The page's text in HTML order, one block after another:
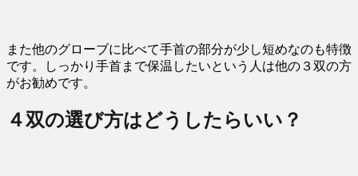
また他のグローブに比べて手首の部分が少し短めなのも特徴
です。しっかり手首まで保温したいという人は他の３双の方
がお勧めです。
４双の選び方はどうしたらいい？